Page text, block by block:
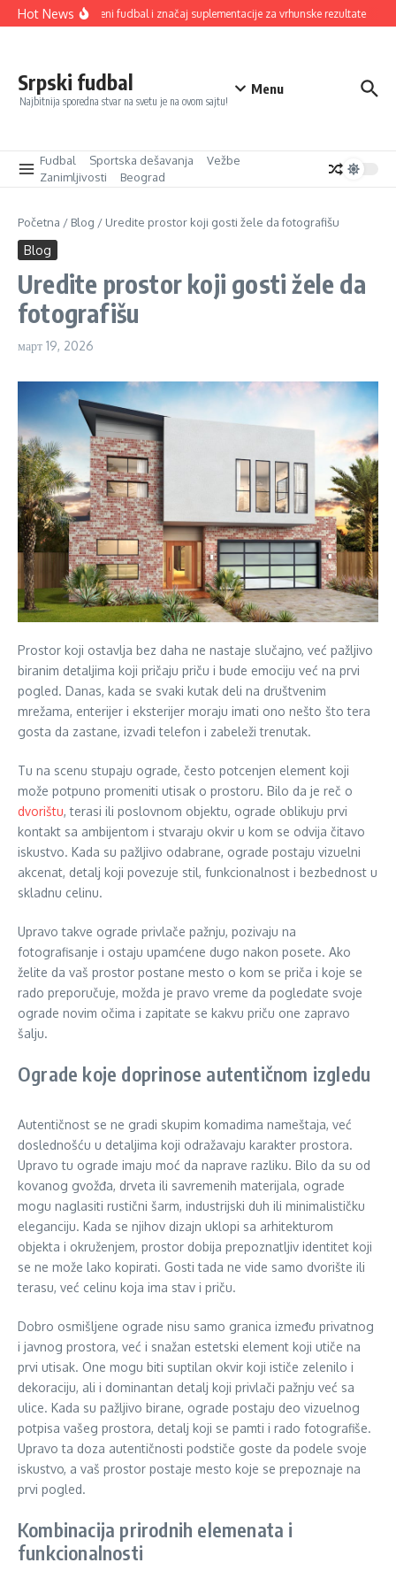
Прескочи на
Hot NewsSavremeni fudbal i značaj suplementacije za vrhunske rezultate
Srpski fudbal
Najbitnija sporedna stvar na svetu je na ovom sajtu!
Menu
Fudbal Sportska dešavanja
Vežbe
Zanimljivosti
Beograd
Početna / Blog / Uredite prostor koji gosti žele da fotografišu
Blog
Uredite prostor koji gosti žele da
fotografišu
март 19, 2026
Prostor koji ostavlja bez daha ne nastaje slučajno, već pažljivo
biranim detaljima koji pričaju priču i bude emociju već na prvi
pogled. Danas, kada se svaki kutak deli na društvenim
mrežama, enterijer i eksterijer moraju imati ono nešto što tera
gosta da zastane, izvadi telefon i zabeleži trenutak.
Tu na scenu stupaju ograde, često potcenjen element koji
može potpuno promeniti utisak o prostoru. Bilo da je reč o
dvorištu, terasi ili poslovnom objektu, ograde oblikuju prvi
kontakt sa ambijentom i stvaraju okvir u kom se odvija čitavo
iskustvo. Kada su pažljivo odabrane, ograde postaju vizuelni
akcenat, detalj koji povezuje stil, funkcionalnost i bezbednost u
skladnu celinu.
Upravo takve ograde privlače pažnju, pozivaju na
fotografisanje i ostaju upamćene dugo nakon posete. Ako
želite da vaš prostor postane mesto o kom se priča i koje se
rado preporučuje, možda je pravo vreme da pogledate svoje
ograde novim očima i zapitate se kakvu priču one zapravo
šalju.
Ograde koje doprinose autentičnom izgledu
Autentičnost se ne gradi skupim komadima nameštaja, već
doslednošću u detaljima koji odražavaju karakter prostora.
Upravo tu ograde imaju moć da naprave razliku. Bilo da su od
kovanog gvožđa, drveta ili savremenih materijala, ograde
mogu naglasiti rustični šarm, industrijski duh ili minimalističku
eleganciju. Kada se njihov dizajn uklopi sa arhitekturom
objekta i okruženjem, prostor dobija prepoznatljiv identitet koji
se ne može lako kopirati. Gosti tada ne vide samo dvorište ili
terasu, već celinu koja ima stav i priču.
Dobro osmišljene ograde nisu samo granica između privatnog
i javnog prostora, već i snažan estetski element koji utiče na
prvi utisak. One mogu biti suptilan okvir koji ističe zelenilo i
dekoraciju, ali i dominantan detalj koji privlači pažnju već sa
ulice. Kada su pažljivo birane, ograde postaju deo vizuelnog
potpisa vašeg prostora, detalj koji se pamti i rado fotografiše.
Upravo ta doza autentičnosti podstiče goste da podele svoje
iskustvo, a vaš prostor postaje mesto koje se prepoznaje na
prvi pogled.
Kombinacija prirodnih elemenata i
funkcionalnosti